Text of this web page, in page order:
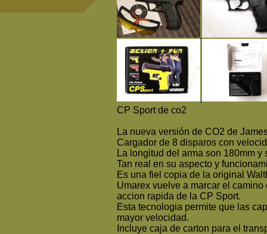
CP Sport de co2
La nueva versión de CO2 de
Cargador de 8 disparos con
La longitud del arma son 180mm y
Tan real en su aspecto y
Es una fiel copia de la original
Umarex vuelve a marcar el
accion rapida de la CP Sport.
Esta tecnologia permite que las
mayor velocidad.
Incluye caja de carton para el